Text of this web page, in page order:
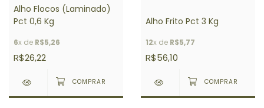
Alho Flocos (Laminado)
Pct 0,6 Kg
6x de R$5,26
R$26,22
Alho Frito Pct 3 Kg
12x de R$5,77
R$56,10